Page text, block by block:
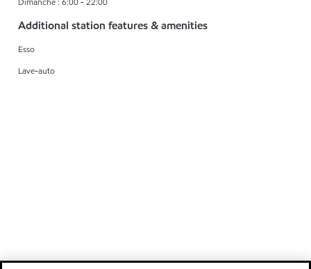
Additional station features & amenities
Esso
Lave-auto